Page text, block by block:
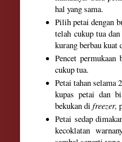
hal yang sama.
Pilih petai dengan
telah cukup tua
kurang berbau
Pencet
cukup tua.
Petai tahan selama
kupas petai dan
bekukan di freezer,
Petai sedap
kecoklatan